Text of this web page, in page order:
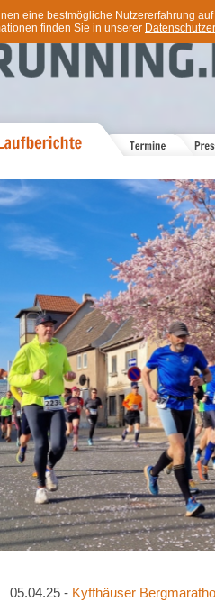
eine bestmögliche Nutzererfahrung
finden Sie in unserer
05.04.25 - Kyffhäuser